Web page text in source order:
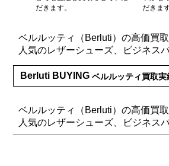
だきます。
だきま
ベルルッティ（Berluti）の高価買
人気のレザーシューズ、ビジネス
Berluti BUYING ベルルッティ買取実
ベルルッティ（Berluti）の高価買
人気のレザーシューズ、ビジネス